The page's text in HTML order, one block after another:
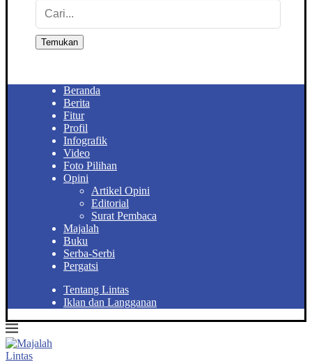
Temukan
Beranda
Berita
Fitur
Profil
Infografik
Video
Foto Pilihan
Opini
Artikel Opini
Editorial
Surat Pembaca
Majalah
Buku
Serba-Serbi
Pergatsi
Tentang Lintas
Iklan dan Langganan